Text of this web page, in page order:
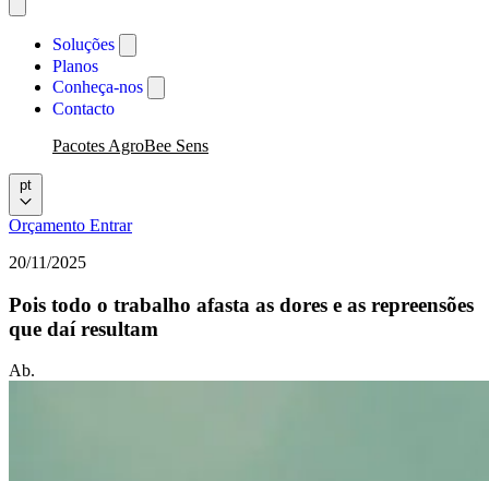
Soluções
Planos
Conheça-nos
Contacto
Pacotes AgroBee Sens
pt
Orçamento Entrar
20/11/2025
Pois todo o trabalho afasta as dores e as repreensões
que daí resultam
Ab.